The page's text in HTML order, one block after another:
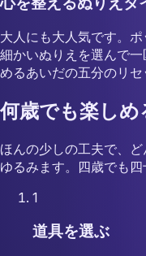
大人にも大人気です。ポ
細かいぬりえを選んで
めるあいだの五分のリセ
何歳でも楽し
ほんの少しの工夫で、
ゆるみます。四歳でも四
1
道具を選ぶ